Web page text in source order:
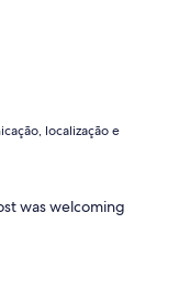
localização e
was welcoming